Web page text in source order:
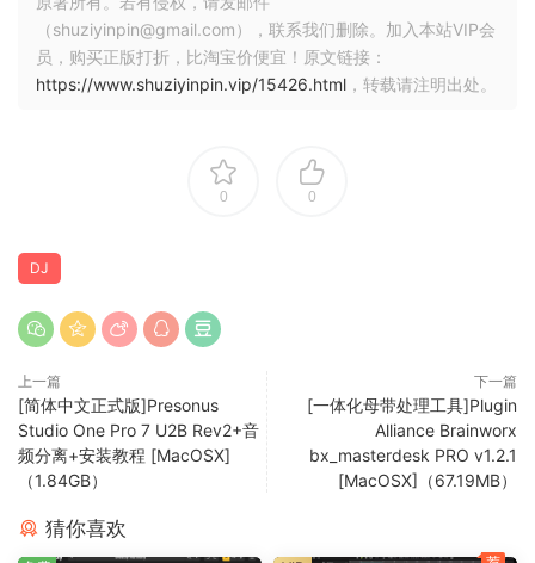
• TIDAL：数百万首曲目、音乐视频、高品质声音/TIDAL
Premium 或 HiFi）
• SoundCloud：数百万首地下和高级曲目 SoundCloud Go+)
• Beatport：数百万首电子音乐曲目（Beatport LINK）
*** 您需要禁用系统完整性保护 (SIP) 才能执行所选应用程序。
应用内购买
djay – DJ App & AI Mixer. djay Pro’s all-new, modern
interface is built around a sophisticated integration with
your music library, giving you instant access to millions of
tracks. Pristine sound quality and a powerful set of
features including live production tools, four decks, high-
definition waveforms, video mixing and hardware
integration give you endless creative flexibility to reinvent
your DJ sets..
（shuziyinpin@gmail.com），联系我们删除。加入本站VIP会
员，购买正版打折，比淘宝价便宜！原文链接：
https://www.shuziyinpin.vip/15426.html ，转载请注明出处。
0 0
DJ
上一篇
[简体中文正式版]Presonus
Studio One Pro 7 U2B Rev2+音
频分离+安装教程 [MacOSX]
（1.84GB）
下一篇
[一体化母带处理工具]Plugin
Alliance Brainworx
bx_masterdesk PRO v1.2.1
[MacOSX]（67.19MB）
猜你喜欢